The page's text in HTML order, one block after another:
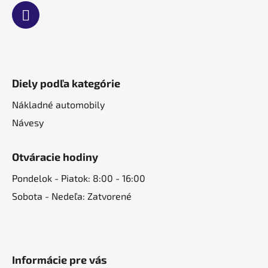
Diely podľa kategórie
Nákladné automobily
Návesy
Otváracie hodiny
Pondelok - Piatok: 8:00 - 16:00
Sobota - Nedeľa: Zatvorené
Informácie pre vás